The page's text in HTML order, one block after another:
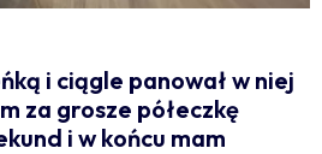
i ciągle panował w niej
za grosze półeczkę
i w końcu mam